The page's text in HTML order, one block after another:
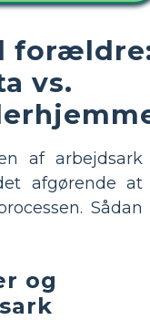
vs.
af ​​arbejdsark
afgørende at
Sådan
og